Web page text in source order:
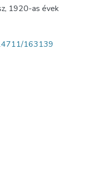
, 1920-as évek
163139